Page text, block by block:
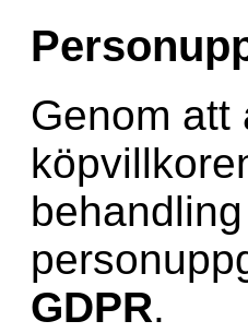
Genom att
GDPR.